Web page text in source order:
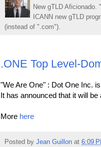
New gTLD Aficionado.
ICANN new gTLD
(instead of ".com").
.ONE Top Level-
"We Are One" : Dot One Inc.
It has announced that it will
More here
Posted by Jean Guillon at 6:09